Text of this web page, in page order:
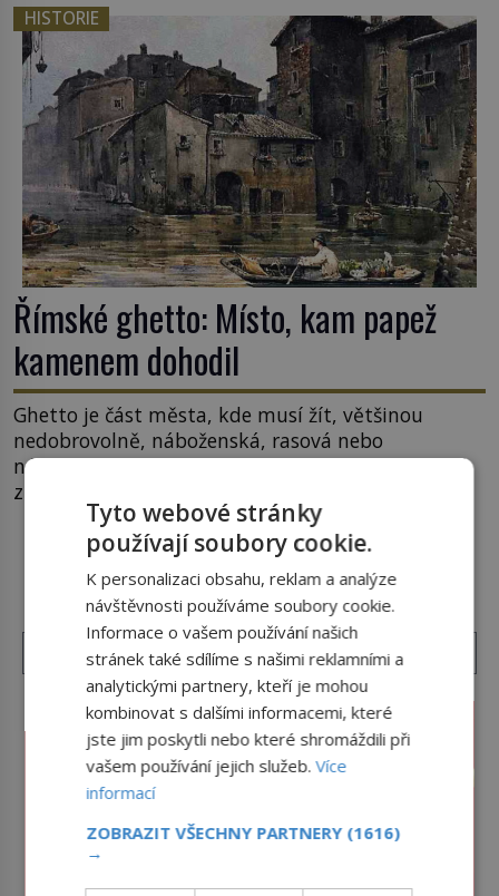
cestou se zištnými úmysly. Jaký cíl Casanova
sledoval, když se například procházel uličkami
lotyšské Rigy? Casanova v Pobaltí kontaktoval
tamní zednářské lóže. Nebyl v této oblasti žádným
nováčkem, protože do zednářské […]
HISTORIE
Římské ghetto: Místo, kam papež
kamenem dohodil
Ghetto je část města, kde musí žít, většinou
nedobrovolně, náboženská, rasová nebo
národnostní menšina obyvatel. Bohaté historické
zkušenosti mají s takovým životem Židé. Už od
středověku jsou totiž v každou chvíli nuceni v
nějakém žít. Mezi ty nejslavnější patří i římské
ghetto založené v roce 1555. Pokud jde o vztah
k Židům, nemá se Řím čím chlubit. […]
DALŠÍ ČLÁNKY Z RUBRIKY ›
Tyto webové stránky
používají soubory cookie.
K personalizaci obsahu, reklam a analýze
návštěvnosti používáme soubory cookie.
Informace o vašem používání našich
stránek také sdílíme s našimi reklamními a
analytickými partnery, kteří je mohou
kombinovat s dalšími informacemi, které
jste jim poskytli nebo které shromáždili při
vašem používání jejich služeb.Více
informací
ZOBRAZIT VŠECHNY PARTNERY (1616)
→